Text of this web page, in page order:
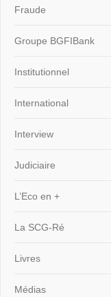
Fraude
Groupe BGFIBank
Institutionnel
International
Interview
Judiciaire
L’Eco en +
La SCG-Ré
Livres
Médias